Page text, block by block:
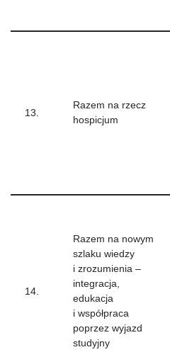
13.
Razem na rzecz
hospicjum
14.
Razem na nowym
szlaku wiedzy
i zrozumienia –
integracja,
edukacja
i współpraca
poprzez wyjazd
studyjny